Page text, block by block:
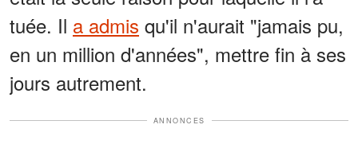
tuée. Il a admis qu'il n'aurait "jamais pu,
en un million d'années", mettre fin à ses
jours autrement.
ANNONCES